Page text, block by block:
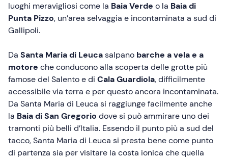
luoghi meravigliosi come la Baia Verde o la Baia di
Punta Pizzo, un’area selvaggia e incontaminata a sud di
Gallipoli.
Da Santa Maria di Leucasalpano barche a vela e a
motore che conducono alla scoperta delle grotte più
famose del Salento e di Cala Guardiola, difficilmente
accessibile via terra e per questo ancora incontaminata.
Da Santa Maria di Leuca si raggiunge facilmente anche
la Baia di San Gregorio dove si può ammirare uno dei
tramonti più belli d’Italia. Essendo il punto più a sud del
tacco, Santa Maria di Leuca si presta bene come punto
di partenza sia per visitare la costa ionica che quella